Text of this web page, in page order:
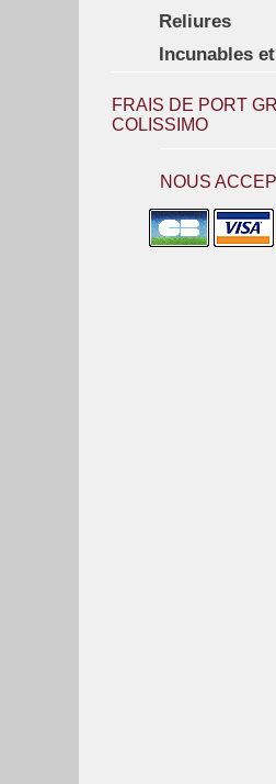
Reliures
Incunables
FRAIS DE PORT
COLISSIMO
NOUS